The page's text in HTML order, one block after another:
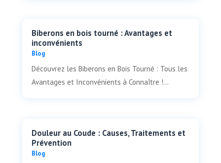
Biberons en bois tourné : Avantages et
inconvénients
Blog
Découvrez les Biberons en Bois Tourné : Tous les
Avantages et Inconvénients à Connaître !...
Douleur au Coude : Causes, Traitements et
Prévention
Blog